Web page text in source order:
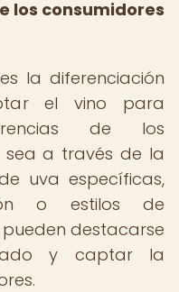
los consumidores
la diferenciación
el vino para
de los
sea a través de la
uva específicas,
o estilos de
destacarse
y captar la